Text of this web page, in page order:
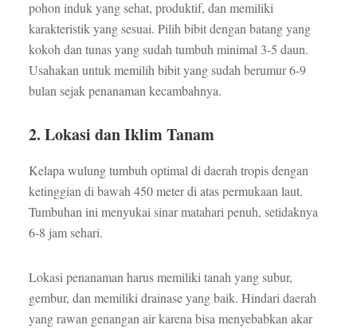
pohon induk yang sehat, produktif, dan memiliki
karakteristik yang sesuai. Pilih bibit dengan batang yang
kokoh dan tunas yang sudah tumbuh minimal 3-5 daun.
Usahakan untuk memilih bibit yang sudah berumur 6-9
bulan sejak penanaman kecambahnya.
2. Lokasi dan Iklim Tanam
Kelapa wulung tumbuh optimal di daerah tropis dengan
ketinggian di bawah 450 meter di atas permukaan laut.
Tumbuhan ini menyukai sinar matahari penuh, setidaknya
6-8 jam sehari.
Lokasi penanaman harus memiliki tanah yang subur,
gembur, dan memiliki drainase yang baik. Hindari daerah
yang rawan genangan air karena bisa menyebabkan akar